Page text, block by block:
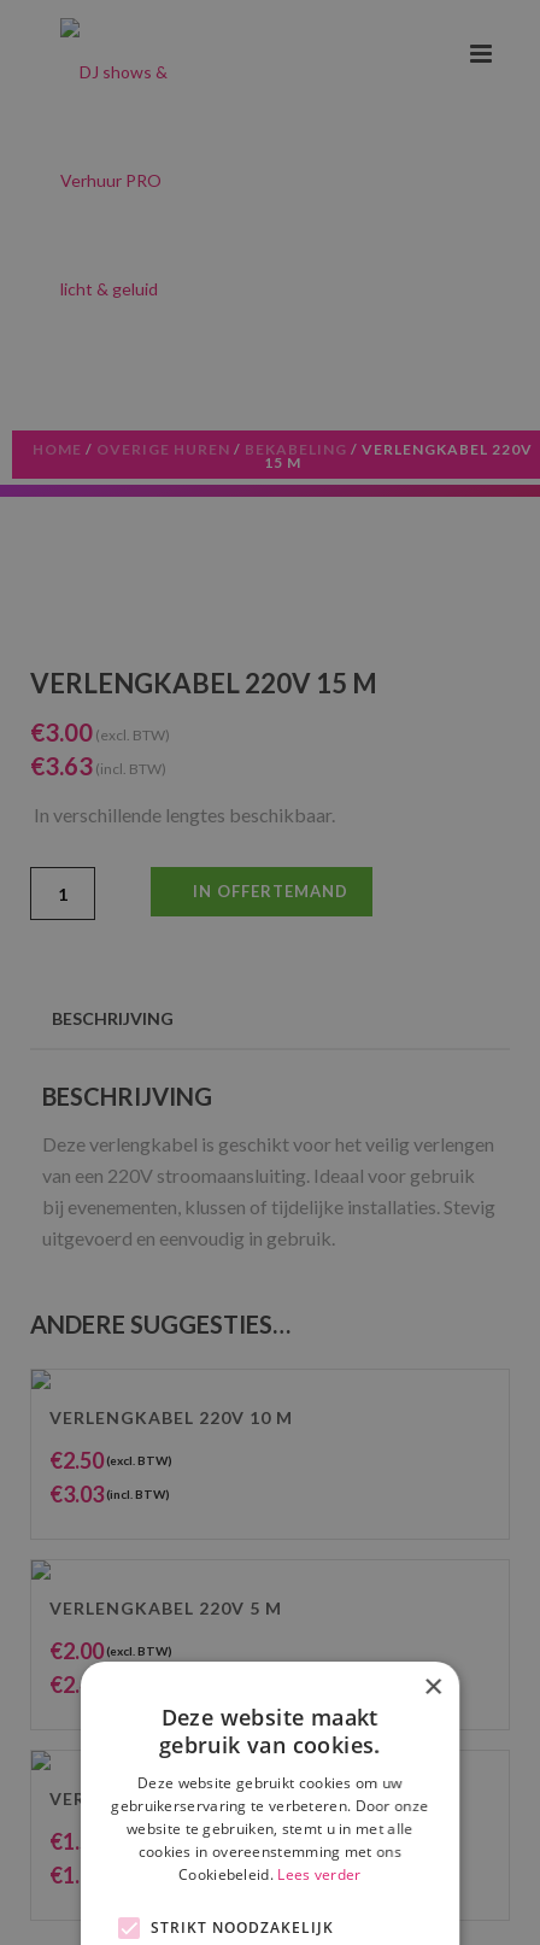
HOME / OVERIGE HUREN / BEKABELING / VERLENGKABEL 220V
15 M
VERLENGKABEL 220V 15 M
€3.00 (excl. BTW)
€3.63 (incl. BTW)
In verschillende lengtes beschikbaar.
IN OFFERTEMAND
BESCHRIJVING
BESCHRIJVING
Deze verlengkabel is geschikt voor het veilig verlengen
van een 220V stroomaansluiting. Ideaal voor gebruik
bij evenementen, klussen of tijdelijke installaties. Stevig
uitgevoerd en eenvoudig in gebruik.
ANDERE SUGGESTIES…
VERLENGKABEL 220V 10 M
€2.50(excl. BTW)
€3.03(incl. BTW)
VERLENGKABEL 220V 5 M
€2.00(excl. BTW)
€2.42
VERLENGKABEL 220V 2,5 M.
€1.50
€1.82
×
Deze website maakt
gebruik van cookies.
Deze website gebruikt cookies om uw
gebruikerservaring te verbeteren. Door onze
website te gebruiken, stemt u in met alle
cookies in overeenstemming met ons
Cookiebeleid. Lees verder
STRIKT NOODZAKELIJK